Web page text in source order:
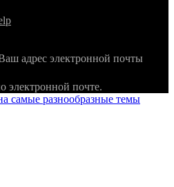
адрес электронной почты
электронной почте.
самые разнообразные темы